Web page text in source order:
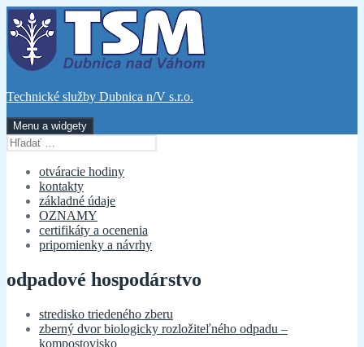
Preskočiť
na
obsah
Technické služby Dubnica n/V s.r.o.
Menu a widgety
Hľadať:
otváracie hodiny
kontakty
základné údaje
OZNAMY
certifikáty a ocenenia
pripomienky a návrhy
odpadové hospodárstvo
stredisko triedeného zberu
zberný dvor biologicky rozložiteľného odpadu –
kompostovisko